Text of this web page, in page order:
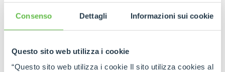
Consenso Dettagli Informazioni sui cookie
Questo sito web utilizza i cookie
“Questo sito web utilizza i cookie Il sito utilizza cookies al
habitáculo y favorece la absorción de los estímulos
transmitidos en las fases de desplazamiento y
manera se incrementa la protección del operador
y se reduce el riesgo de accidentes o la